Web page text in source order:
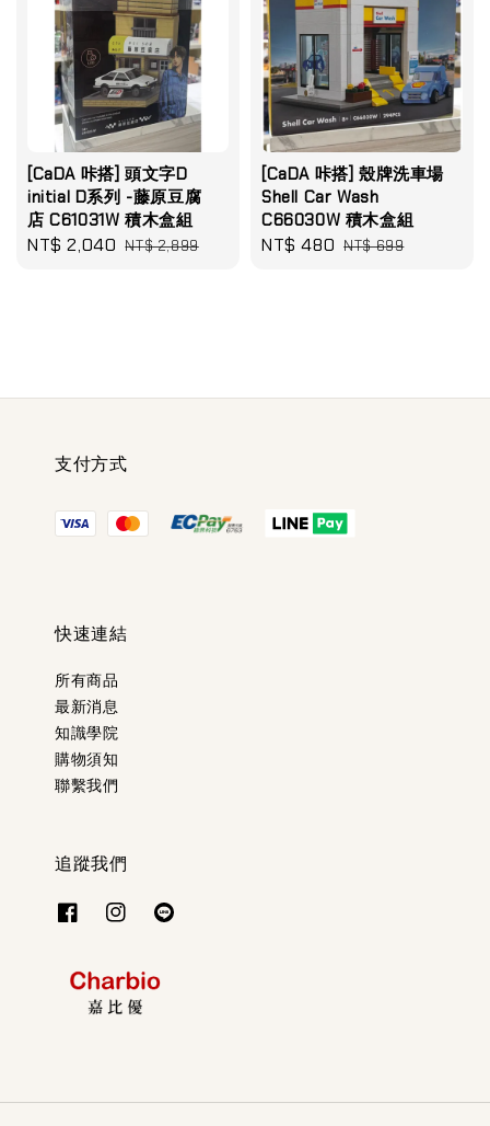
[CaDA 咔搭] 頭文字D
initial D系列 -藤原豆腐
店 C61031W 積木盒組
Sale
NT$ 2,040 Regular
NT$ 2,899
[CaDA 咔搭] 殼牌洗車場
Shell Car Wash
C66030W 積木盒組
Sale
NT$ 480 Regular
NT$ 699
支付方式
快速連結
所有商品
最新消息
知識學院
購物須知
聯繫我們
追蹤我們